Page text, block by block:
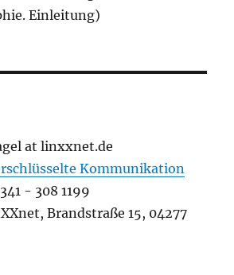
Einleitung)
at linxxnet.de
Kommunikation
- 308 1199
Brandstraße 15, 04277